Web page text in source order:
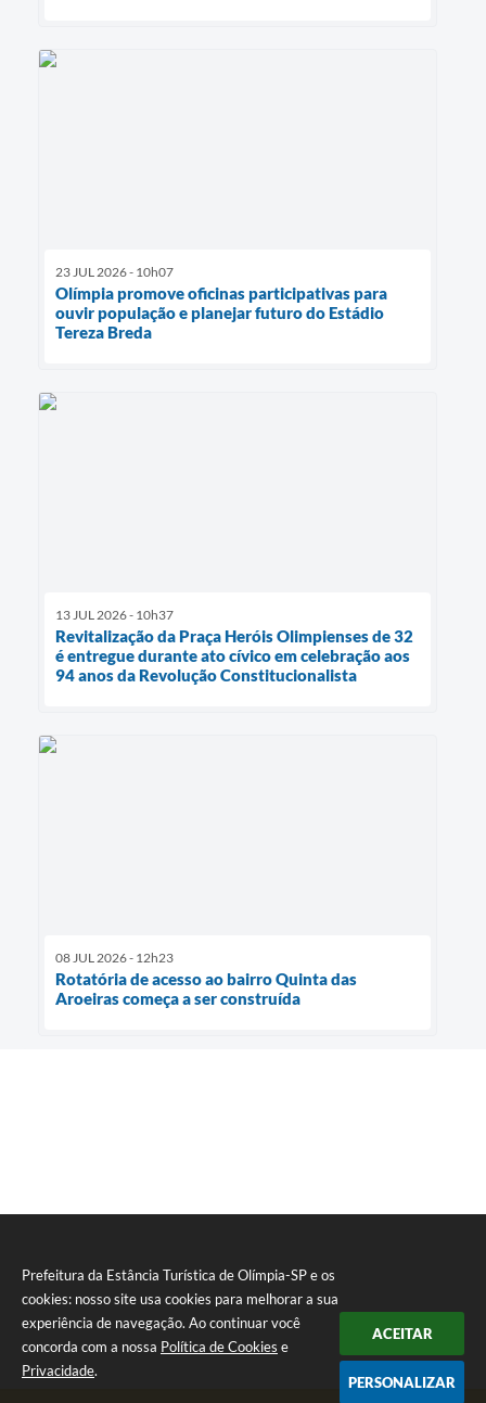
Prefeitura da Estância Turística de Olímpia-SP e os
cookies: nosso site usa cookies para melhorar a sua
experiência de navegação. Ao continuar você
concorda com a nossa Política de Cookies e
Privacidade.
ACEITAR
PERSONALIZAR
23 JUL 2026 - 10h07
Olímpia promove oficinas participativas para
ouvir população e planejar futuro do Estádio
Tereza Breda
13 JUL 2026 - 10h37
Revitalização da Praça Heróis Olimpienses de 32
é entregue durante ato cívico em celebração aos
94 anos da Revolução Constitucionalista
08 JUL 2026 - 12h23
Rotatória de acesso ao bairro Quinta das
Aroeiras começa a ser construída